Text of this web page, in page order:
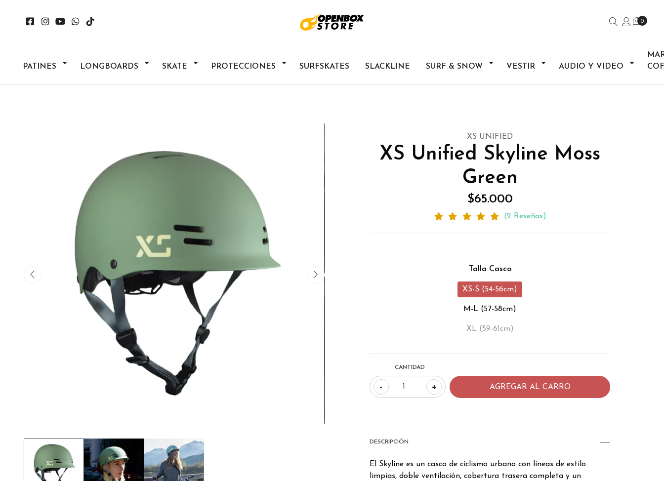
0
PATINES LONGBOARDS SKATE PROTECCIONES SURFSKATES SLACKLINE SURF & SNOW VESTIR AUDIO Y VIDEO
XS UNIFIED
XS Unified Skyline Moss
Green
$65.000
(2 Reseñas)
Talla Casco
XS-S (54-56cm)
M-L (57-58cm)
XL (59-61cm)
CANTIDAD
- +
DESCRIPCIÓN
El Skyline es un casco de ciclismo urbano con líneas de estilo
limpias, doble ventilación, cobertura trasera completa y un